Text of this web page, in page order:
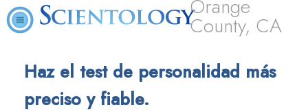
Orange
County, CA
Haz el test de personalidad más
preciso y fiable.